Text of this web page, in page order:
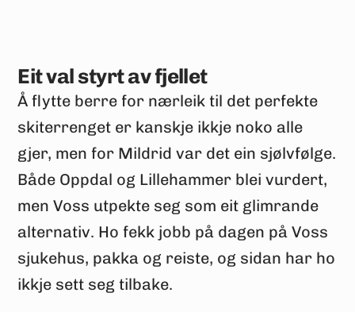
Eit val styrt av fjellet
Å flytte berre for nærleik til det perfekte
skiterrenget er kanskje ikkje noko alle
gjer, men for Mildrid var det ein sjølvfølge.
Både Oppdal og Lillehammer blei vurdert,
men Voss utpekte seg som eit glimrande
alternativ. Ho fekk jobb på dagen på Voss
sjukehus, pakka og reiste, og sidan har ho
ikkje sett seg tilbake.